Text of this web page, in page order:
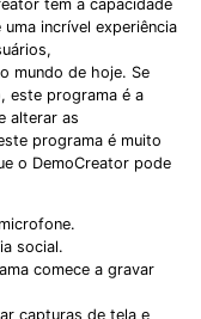
tem a capacidade
incrível experiência
mundo de hoje. Se
este programa é a
alterar as
programa é muito
o DemoCreator pode
social.
comece a gravar
capturas de tela e